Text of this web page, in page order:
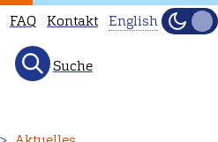
FAQ Kontakt English
Hell
Suche